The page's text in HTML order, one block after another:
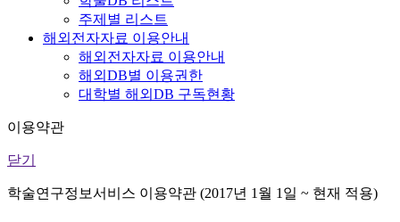
주제별 리스트
해외전자자료 이용안내
해외전자자료 이용안내
해외DB별 이용권한
대학별 해외DB 구독현황
이용약관
닫기
학술연구정보서비스 이용약관 (2017년 1월 1일 ~ 현재 적용)